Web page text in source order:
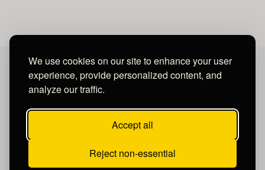
We use cookies on our site to enhance your user
experience, provide personalized content, and
analyze our traffic.
Accept all
Reject non-essential
MAYA MEDIA GROUP
Ubicados en Tegucigalpa - Honduras.